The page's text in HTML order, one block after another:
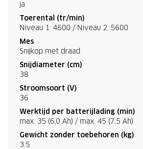
ja
Toerental (tr/min)
Niveau 1: 4600 / Niveau 2: 5600
Mes
Snijkop met draad
Snijdiameter (cm)
38
Stroomsoort (V)
36
Werktijd per batterijlading (min)
max. 35 (6,0 Ah) / max. 45 (7,5 Ah)
Gewicht zonder toebehoren (kg)
3.5